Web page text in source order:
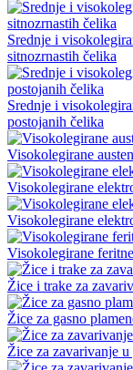
Srednje i
sitnozrnastih čelika
Srednje i
postojanih čelika
Visokolegirane
Visokolegirane
Visokolegirane
Visokolegirane
Žice i trake za
Žice za gasno
Žice za zavarivanje